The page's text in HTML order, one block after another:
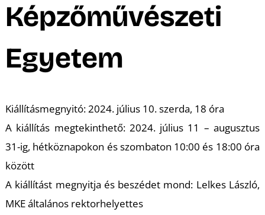
Képzőművészeti
Egyetem
Kiállításmegnyitó: 2024. július 10. szerda, 18 óra
A kiállítás megtekinthető: 2024. július 11 – augusztus
31-ig, hétköznapokon és szombaton 10:00 és 18:00 óra
között
A kiállítást megnyitja és beszédet mond: Lelkes László,
MKE általános rektorhelyettes